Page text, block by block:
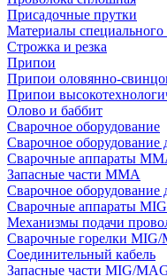
Присадочные прутки
Материалы специального
Строжка и резка
Припои
Припои оловянно-
Припои
Олово и баббит
Сварочное оборудование
Сварочное оборудование
Сварочные аппараты
Запасные части MMA
Сварочное
Сварочные аппараты
Механизмы подачи
Сварочные горелки MIG/
Соединительный кабель
Запасные части MIG/